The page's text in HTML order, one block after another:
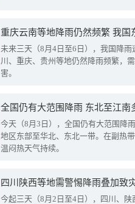
重庆云南等地降雨仍然频繁 我国
未来三天（8月4日至6日），我国降
川、重庆、贵州等地仍然降雨频繁，
害。
全国仍有大范围降雨 东北至江南
今天（8月3日），全国仍有大范围降
地区东部至华北、东北一带。在副热
温闷热天气持续。
今起三天（8月2日至4日），四川、陕